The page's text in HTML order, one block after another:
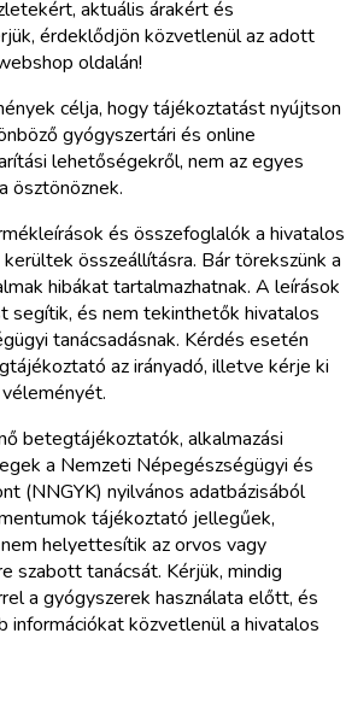
aktuális árakért és
érdeklődjön közvetlenül az adott
oldalán!
célja, hogy tájékoztatást nyújtson
gyógyszertári és online
lehetőségekről, nem az egyes
ösztönöznek.
és összefoglalók a hivatalos
összeállításra. Bár törekszünk a
hibákat tartalmazhatnak. A leírások
segítik, és nem tekinthetők hivatalos
tanácsadásnak. Kérdés esetén
az irányadó, illetve kérje ki
betegtájékoztatók, alkalmazási
a Nemzeti Népegészségügyi és
(NNGYK) nyilvános adatbázisából
tájékoztató jellegűek,
helyettesítik az orvos vagy
szabott tanácsát. Kérjük, mindig
a gyógyszerek használata előtt, és
információkat közvetlenül a hivatalos